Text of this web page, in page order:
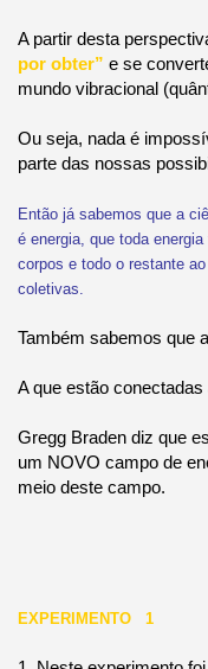
A partir desta
por obter” e se
mundo vibracional
Ou seja, nada é
parte das nossas
Então já sabemos que a
é energia, que toda
corpos e todo o restante
coletivas.
Também sabemos que
A que estão
Gregg Braden diz que
um NOVO campo de
meio deste campo.
EXPERIMENTO 1